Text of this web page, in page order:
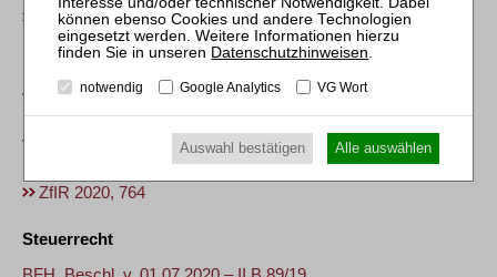
ZfIR 2020, 763
Bau-, Boden- und Umweltrecht
VGH Mannheim, Urt. v. 15.09.2020 – 3 S 1465/20
Veränderungssperre bei beabsichtigter Änderung bestehenden
ZfIR 2020, 764
Steuerrecht
Datenschutzhinweisen.
notwendig Google Analytics VG Wort
Auswahl bestätigen Alle auswählen